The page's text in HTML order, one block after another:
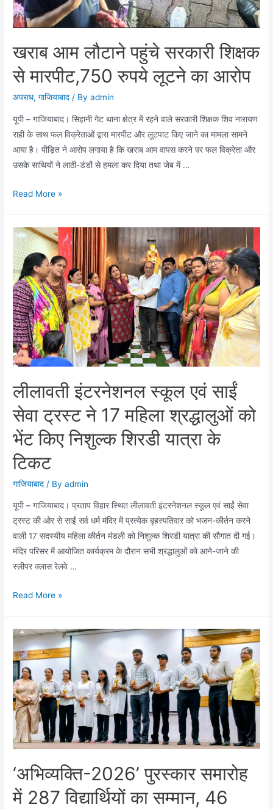
खराब आम लौटाने पहुंचे सरकारी शिक्षक
से मारपीट,750 रुपये लूटने का आरोप
अपराध,गाजियाबाद / Byadmin
यूपी – गाजियाबाद। सिहानी गेट थाना क्षेत्र में रहने वाले सरकारी शिक्षक शिव नारायण
राही के साथ फल विक्रेताओं द्वारा मारपीट और लूटपाट किए जाने का मामला सामने
आया है। पीड़ित ने आरोप लगाया है कि खराब आम वापस करने पर फल विक्रेता और
उसके साथियों ने लाठी-डंडों से हमला कर दिया तथा जेब में …
खराब
पहुंचे
सरकारी
शिक्षक
से
मारपीट,750
रुपये
लूटने
का
आरोप
Read More »
लीलावती इंटरनेशनल स्कूल एवं साईं
सेवा ट्रस्ट ने 17 महिला श्रद्धालुओं को
भेंट किए निशुल्क शिरडी यात्रा के
टिकट
गाजियाबाद / Byadmin
यूपी – गाजियाबाद। प्रताप विहार स्थित लीलावती इंटरनेशनल स्कूल एवं साईं सेवा
ट्रस्ट की ओर से साईं सर्व धर्म मंदिर में प्रत्येक बृहस्पतिवार को भजन-कीर्तन करने
वाली 17 सदस्यीय महिला कीर्तन मंडली को निशुल्क शिरडी यात्रा की सौगात दी गई।
मंदिर परिसर में आयोजित कार्यक्रम के दौरान सभी श्रद्धालुओं को आने-जाने की
स्लीपर क्लास रेलवे …
लीलावती
एवं
साईं
सेवा
ट्रस्ट
ने
17
महिला
श्रद्धालुओं
भेंट
किए
Read More »
‘अभिव्यक्ति-2026’ पुरस्कार समारोह
में 287 विद्यार्थियों का सम्मान, 46